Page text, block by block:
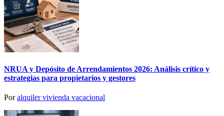
NRUA y Depósito de Arrendamientos 2026: Análisis crítico y
estrategias para propietarios y gestores
Poralquiler vivienda vacacional